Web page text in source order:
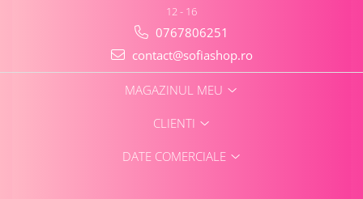
12 - 16
0767806251
contact@sofiashop.ro
MAGAZINUL MEU
CLIENTI
DATE COMERCIALE